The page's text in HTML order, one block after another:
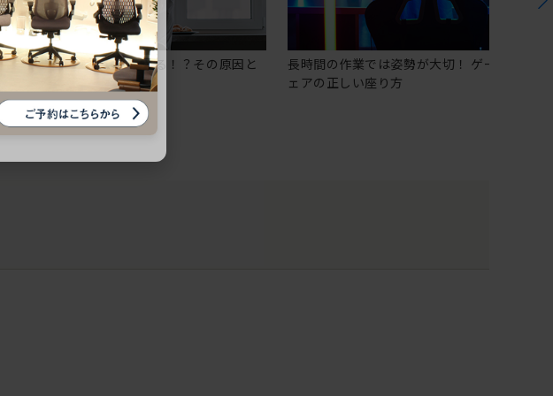
椅子に座っているのに疲れる！？その原因と
疲れにくいチェアの選び方
長時間の作業では姿勢が大切！ ゲーミングチ
ェアの正しい座り方